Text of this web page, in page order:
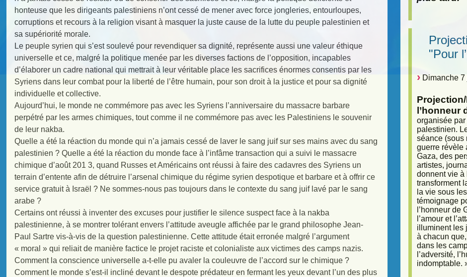
"Pour
Dimanche
l’honneur
organisée par
palestinien.
séance (sous
guerre révèle
Gaza, des
artistes,
donnent vie
transforment
la vie sous
témoignage
l’honneur de
l’amour et
illuminent les
à chacun
dans les
l’adversité,
indomptable.
honteuse que les dirigeants palestiniens n’ont cessé de mener avec force jongleries, entourloupes,
corruptions et recours à la religion visant à masquer la juste cause de la lutte du peuple palestinien et
sa supériorité morale.
Le peuple syrien qui s’est soulevé pour revendiquer sa dignité, représente aussi une valeur éthique
universelle et ce, malgré la politique menée par les diverses factions de l’opposition, incapables
d’élaborer un cadre national qui mettrait à leur véritable place les sacrifices énormes consentis par les
Syriens dans leur combat pour la liberté de l’être humain, pour son droit à la justice et pour sa dignité
individuelle et collective.
Aujourd’hui, le monde ne commémore pas avec les Syriens l’anniversaire du massacre barbare
perpétré par les armes chimiques, tout comme il ne commémore pas avec les Palestiniens le souvenir
de leur nakba.
Quelle a été la réaction du monde qui n’a jamais cessé de laver le sang juif sur ses mains avec du sang
palestinien ? Quelle a été la réaction du monde face à l’infâme transaction qui a suivi le massacre
chimique d’août 201 3, quand Russes et Américains ont réussi à faire des cadavres des Syriens un
terrain d’entente afin de détruire l’arsenal chimique du régime syrien despotique et barbare et à offrir ce
service gratuit à Israël ? Ne sommes-nous pas toujours dans le contexte du sang juif lavé par le sang
arabe ?
Certains ont réussi à inventer des excuses pour justifier le silence suspect face à la nakba
palestinienne, à se montrer tolérant envers l’attitude aveugle affichée par le grand philosophe Jean-
Paul Sartre vis-à-vis de la question palestinienne. Cette attitude était erronée malgré l’argument
« moral » qui reliait de manière factice le projet raciste et colonialiste aux victimes des camps nazis.
Comment la conscience universelle a-t-elle pu avaler la couleuvre de l’accord sur le chimique ?
Comment le monde s’est-il incliné devant le despote prédateur en fermant les yeux devant l’un des plus